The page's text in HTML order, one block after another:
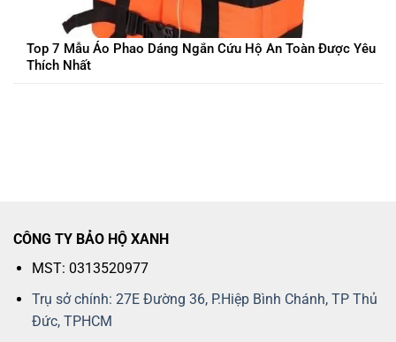
Top 7 Mẫu Áo Phao Dáng Ngắn Cứu Hộ An Toàn Được Yêu
Thích Nhất
CÔNG TY BẢO HỘ XANH
MST: 0313520977
Trụ sở chính: 27E Đường 36, P.Hiệp Bình Chánh, TP Thủ
Đức, TPHCM